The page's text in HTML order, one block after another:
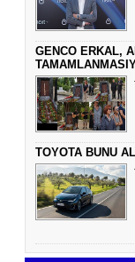
GENCO ERKAL,
TOYOTA BUNU